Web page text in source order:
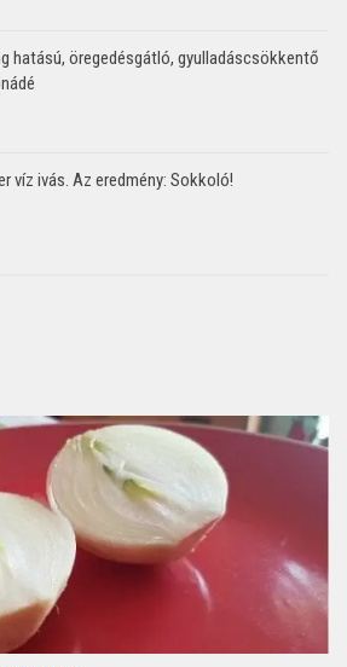
hatású, öregedésgátló, gyulladáscsökkentő
víz ivás. Az eredmény: Sokkoló!